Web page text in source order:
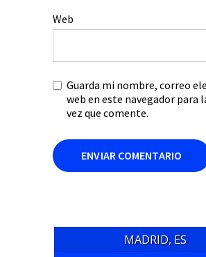
Web
Guarda mi nombre, correo
web en este navegador para
vez que comente.
MADRID, ES